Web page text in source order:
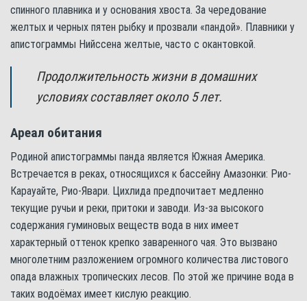
спинного плавника и у основания хвоста. За чередование
желтых и черных пятен рыбку и прозвали «пандой». Плавники у
апистограммы Нийссена желтые, часто с окантовкой.
Продолжительность жизни в домашних
условиях составляет около 5 лет.
Ареал обитания
Родиной апистограммы панда является Южная Америка.
Встречается в реках, относящихся к бассейну Амазонки: Рио-
Карауайте, Рио-Явари. Цихлида предпочитает медленно
текущие ручьи и реки, притоки и заводи. Из-за высокого
содержания гуминовых веществ вода в них имеет
характерный оттенок крепко заваренного чая. Это вызвано
многолетним разложением огромного количества листового
опада влажных тропических лесов. По этой же причине вода в
таких водоёмах имеет кислую реакцию.